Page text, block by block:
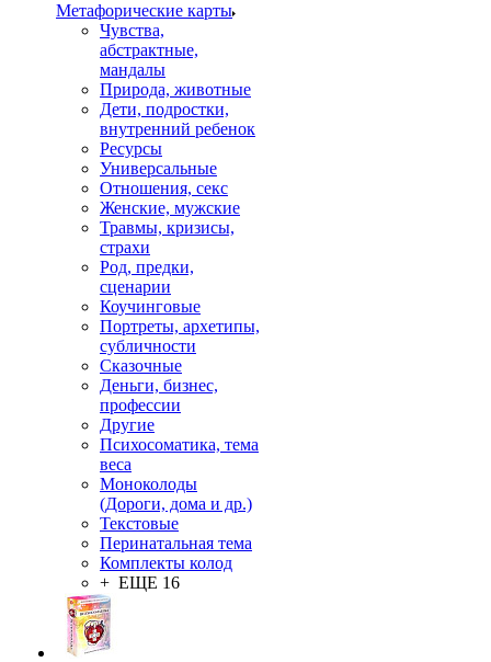
Mетафорические карты
Чувства,
абстрактные,
мандалы
Природа, животные
Дети, подростки,
внутренний ребенок
Ресурсы
Универсальные
Отношения, секс
Женские, мужские
Травмы, кризисы,
страхи
Род, предки,
сценарии
Коучинговые
Портреты, архетипы,
субличности
Сказочные
Деньги, бизнес,
профессии
Другие
Психосоматика, тема
веса
Моноколоды
(Дороги, дома и др.)
Текстовые
Перинатальная тема
Комплекты колод
+ ЕЩЕ 16